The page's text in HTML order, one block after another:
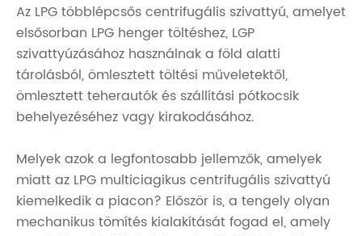
Az LPG többlépcsős centrifugális szivattyú, amelyet
elsősorban LPG henger töltéshez, LGP
szivattyúzásához használnak a föld alatti
tárolásból, ömlesztett töltési műveletektől,
ömlesztett teherautók és szállítási pótkocsik
behelyezéséhez vagy kirakodásához.
Melyek azok a legfontosabb jellemzők, amelyek
miatt az LPG multiciagikus centrifugális szivattyú
kiemelkedik a piacon? Először is, a tengely olyan
mechanikus tömítés kialakítását fogad el, amely